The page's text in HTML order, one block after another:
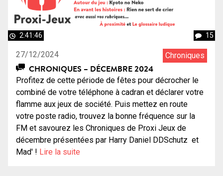
2:41:46 15
27/12/2024 Chroniques
CHRONIQUES – DÉCEMBRE 2024
Profitez de cette période de fêtes pour décrocher le
combiné de votre téléphone à cadran et déclarer votre
flamme aux jeux de société. Puis mettez en route
votre poste radio, trouvez la bonne fréquence sur la
FM et savourez les Chroniques de Proxi Jeux de
décembre présentées par Harry Daniel DDSchutz et
Mad' ! Lire la suite